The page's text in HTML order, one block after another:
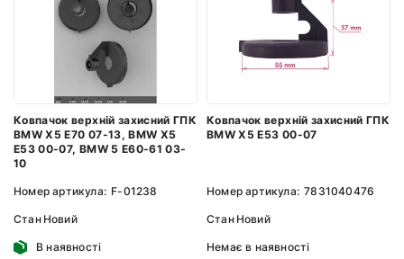
Ковпачок верхній захисний ГПК
BMW X5 E70 07-13, BMW X5
E53 00-07, BMW 5 E60-61 03-
10
Номер артикула: F-01238
Стан Новий
В наявності
Ковпачок верхній захисний ГПК
BMW X5 E53 00-07
Номер артикула: 7831040476
Стан Новий
Немає в наявності